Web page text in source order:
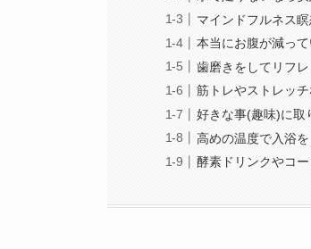
マインドフルネス
本当にお腹が減っ
歯磨きをしてリフレ
筋トレやストレッ
好きな事(趣味)に取
高めの温度で入浴
酵素ドリンクやコ